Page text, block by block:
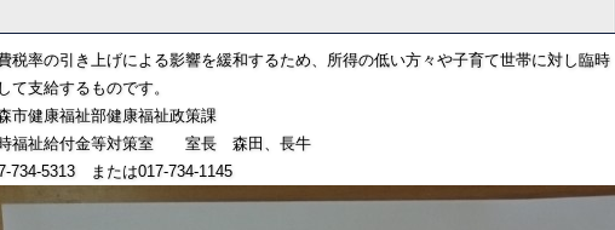
率の引き上げによる影響を緩和するため、所得の低い方々や子育て世帯に対し臨時
て支給するものです。
市健康福祉部健康福祉政策課
給付金等対策室 室長 森田、長牛
734-5313 または017-734-1145